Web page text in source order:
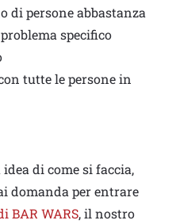
di persone abbastanza
specifico
tutte le persone in
di come si faccia,
domanda per entrare
BAR WARS, il nostro